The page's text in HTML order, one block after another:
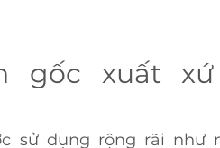
gốc xuất
sử dụng rộng rãi như